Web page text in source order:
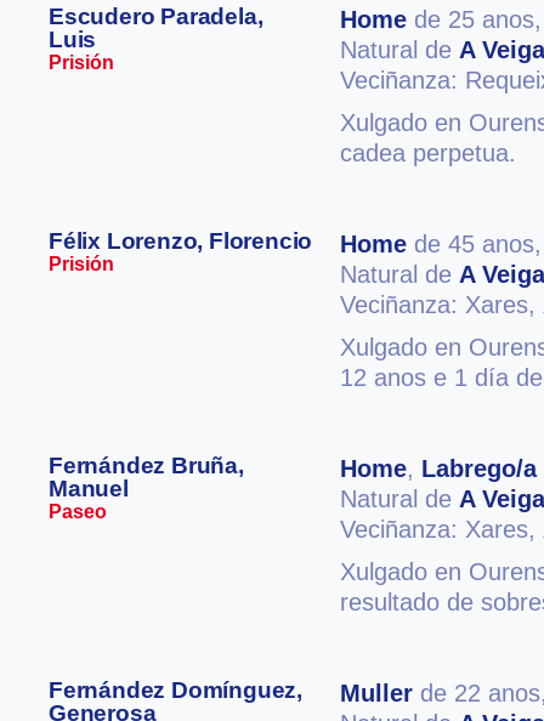
Escudero Paradela,
Luis
Prisión
Home de 25
Natural de A Veiga
Veciñanza:
Xulgado en
cadea perpetua.
Félix Lorenzo, Florencio
Prisión
Home de 45
Natural de A Veiga
Veciñanza: Xares,
Xulgado en
12 anos e 1 día
Fernández Bruña,
Manuel
Paseo
Home, Labrego/a
Natural de A Veiga
Veciñanza: Xares,
Xulgado en
resultado de
Fernández Domínguez,
Generosa
Muller de 22